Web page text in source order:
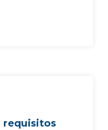
requisitos